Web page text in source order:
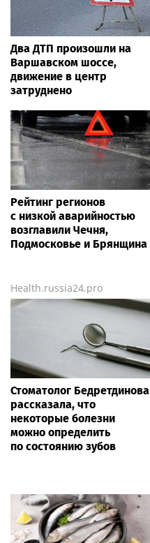
Два ДТП произошли на
Варшавском шоссе,
движение в центр
затруднено
Рейтинг регионов
с низкой аварийностью
возглавили Чечня,
Подмосковье и Брянщина
Health.russia24.pro
Стоматолог Бедретдинова
рассказала, что
некоторые болезни
можно определить
по состоянию зубов